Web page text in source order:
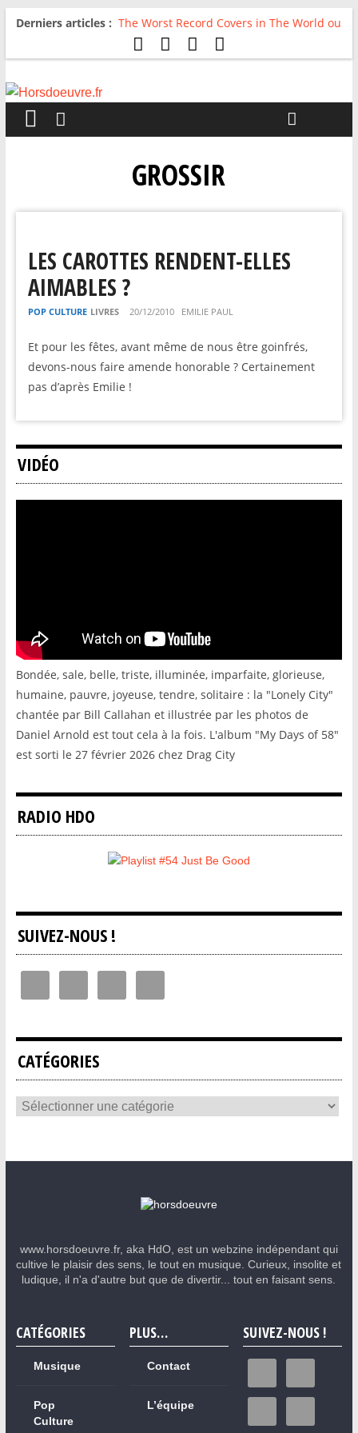
Derniers articles : The Worst Record Covers in The World ou
Comment rire du pire
Avril 2026 : C’est dans les vieux pots
For The First Time, Again : Tyler Ballgame
GROSSIR
LES CAROTTES RENDENT-ELLES
AIMABLES ?
POP CULTURE LIVRES 20/12/2010 EMILIE PAUL
Et pour les fêtes, avant même de nous être goinfrés,
devons-nous faire amende honorable ? Certainement
pas d’après Emilie !
VIDÉO
Bondée, sale, belle, triste, illuminée, imparfaite, glorieuse,
humaine, pauvre, joyeuse, tendre, solitaire : la "Lonely City"
chantée par Bill Callahan et illustrée par les photos de
Daniel Arnold est tout cela à la fois. L'album "My Days of 58"
est sorti le 27 février 2026 chez Drag City
RADIO HDO
SUIVEZ-NOUS !
CATÉGORIES
www.horsdoeuvre.fr, aka HdO, est un webzine indépendant qui
cultive le plaisir des sens, le tout en musique. Curieux, insolite et
ludique, il n'a d'autre but que de divertir... tout en faisant sens.
CATÉGORIES
Musique
Pop
Culture
PLUS…
Contact
L’équipe
SUIVEZ-NOUS !